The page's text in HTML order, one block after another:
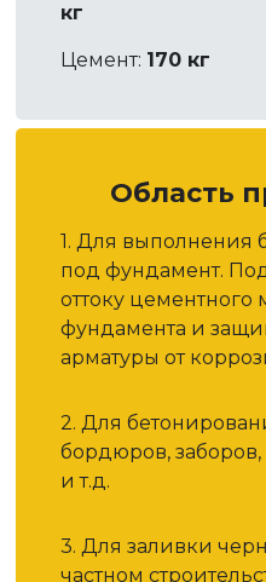
кг
Цемент: 170 кг
Область
1. Для выполнения
под фундамент.
оттоку цементного
фундамента и
арматуры от
2. Для
бордюров,
и т.д.
3. Для заливки
частном